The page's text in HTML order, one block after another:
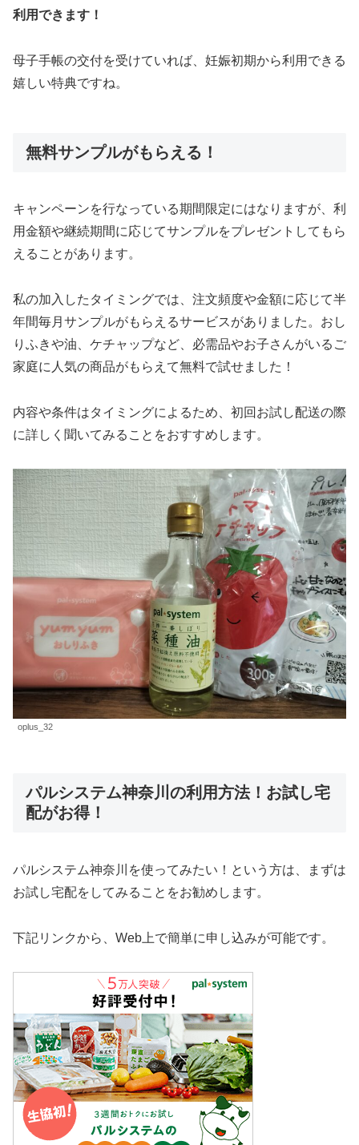
利用できます！
母子手帳の交付を受けていれば、妊娠初期から利用できる
嬉しい特典ですね。
無料サンプルがもらえる！
キャンペーンを行なっている期間限定にはなりますが、利
用金額や継続期間に応じてサンプルをプレゼントしてもら
えることがあります。
私の加入したタイミングでは、注文頻度や金額に応じて半
年間毎月サンプルがもらえるサービスがありました。おし
りふきや油、ケチャップなど、必需品やお子さんがいるご
家庭に人気の商品がもらえて無料で試せました！
内容や条件はタイミングによるため、初回お試し配送の際
に詳しく聞いてみることをおすすめします。
oplus_32
パルシステム神奈川の利用方法！お試し宅
配がお得！
パルシステム神奈川を使ってみたい！という方は、まずは
お試し宅配をしてみることをお勧めします。
下記リンクから、Web上で簡単に申し込みが可能です。